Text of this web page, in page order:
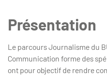
Présentation
Le parcours Journalisme du
Communication forme des
ont pour objectif de rendre